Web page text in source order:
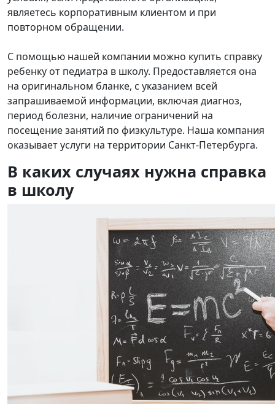
являетесь корпоративным клиентом и при
повторном обращении.
С помощью нашей компании можно купить справку
ребенку от педиатра в школу. Предоставляется она
на оригинальном бланке, с указанием всей
запрашиваемой информации, включая диагноз,
период болезни, наличие ограничений на
посещение занятий по физкультуре. Наша компания
оказывает услуги на территории Санкт-Петербурга.
В каких случаях нужна справка
в школу